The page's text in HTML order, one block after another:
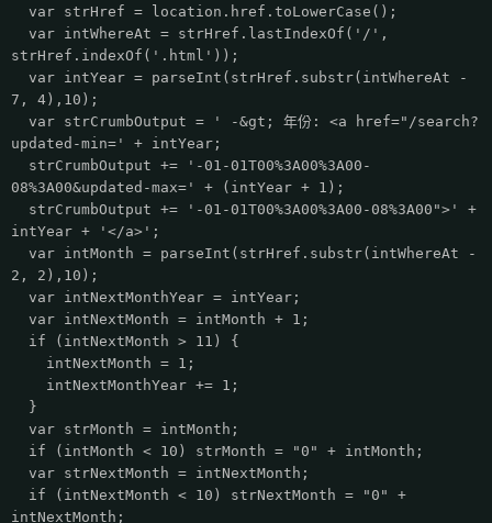
var strHref = location.href.toLowerCase();
var intWhereAt = strHref.lastIndexOf('/',
strHref.indexOf('.html'));
var intYear = parseInt(strHref.substr(intWhereAt -
7, 4),10);
var strCrumbOutput = ' -&gt; 年份: <a href="/search?
updated-min=' + intYear;
strCrumbOutput += '-01-01T00%3A00%3A00-
08%3A00&updated-max=' + (intYear + 1);
strCrumbOutput += '-01-01T00%3A00%3A00-08%3A00">' +
intYear + '</a>';
var intMonth = parseInt(strHref.substr(intWhereAt -
2, 2),10);
var intNextMonthYear = intYear;
var intNextMonth = intMonth + 1;
if (intNextMonth > 11) {
intNextMonth = 1;
intNextMonthYear += 1;
}
var strMonth = intMonth;
if (intMonth < 10) strMonth = "0" + intMonth;
var strNextMonth = intNextMonth;
if (intNextMonth < 10) strNextMonth = "0" +
intNextMonth;